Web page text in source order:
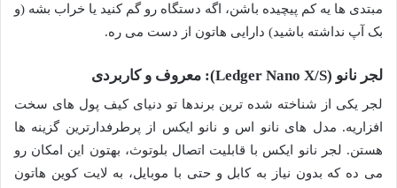
مبتدی ها یه کم پیچیده باشن، اگه دستگاه رو گم کنید یا خراب بشه (و
بک آپ نداشته باشید) دارایی هاتون از دست می ره.
لجر نانو (Ledger Nano X/S): معروف و کاربردی
لجر یکی از شناخته شده ترین برندها تو دنیای کیف پول های سخت
افزاریه. مدل های نانو اس و نانو ایکس از پرطرفدارترین گزینه ها
هستن. لجر نانو ایکس با قابلیت اتصال بلوتوث، بهتون این امکان رو
می ده که بدون نیاز به کابل و حتی با موبایل، به لایت کوین هاتون